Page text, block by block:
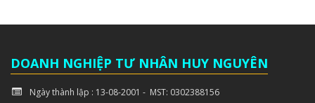
DOANH NGHIỆP TƯ NHÂN HUY NGUYÊN
Ngày thành lập : 13-08-2001 - MST: 0302388156